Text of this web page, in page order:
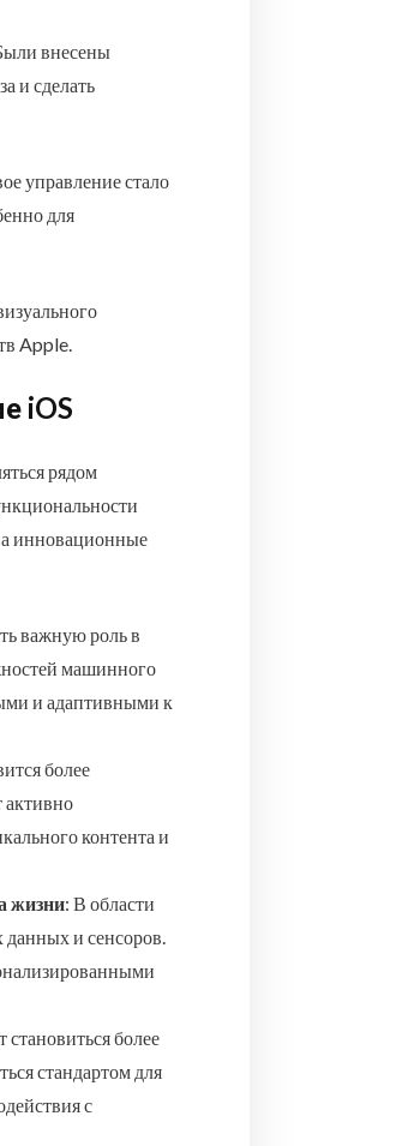
внесены
и сделать
управление стало
для
Apple.
iOS
рядом
инновационные
важную роль в
машинного
и адаптивными к
более
активно
контента и
жизни: В области
данных и сенсоров.
становиться более
стандартом для
с